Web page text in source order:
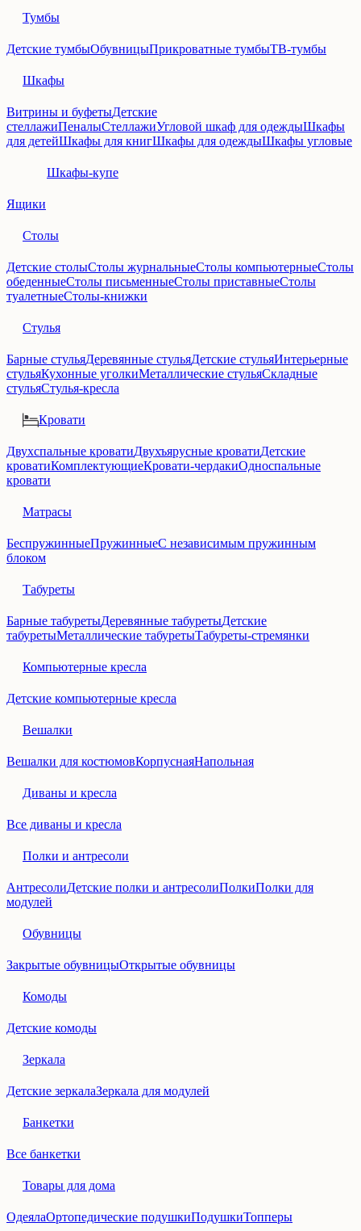
Тумбы
Детские тумбыОбувницыПрикроватные тумбыТВ-тумбы
Шкафы
Витрины и буфетыДетские
стеллажиПеналыСтеллажиУгловой шкаф для одеждыШкафы
для детейШкафы для книгШкафы для одеждыШкафы угловые
Шкафы-купе
Ящики
Столы
Детские столыСтолы журнальныеСтолы компьютерныеСтолы
обеденныеСтолы письменныеСтолы приставныеСтолы
туалетныеСтолы-книжки
Стулья
Барные стульяДеревянные стульяДетские стульяИнтерьерные
стульяКухонные уголкиМеталлические стульяСкладные
стульяСтулья-кресла
Кровати
Двухспальные кроватиДвухъярусные кроватиДетские
кроватиКомплектующиеКровати-чердакиОдноспальные
кровати
Матрасы
БеспружинныеПружинныеС независимым пружинным
блоком
Табуреты
Барные табуретыДеревянные табуретыДетские
табуретыМеталлические табуретыТабуреты-стремянки
Компьютерные кресла
Детские компьютерные кресла
Вешалки
Вешалки для костюмовКорпуснаяНапольная
Диваны и кресла
Все диваны и кресла
Полки и антресоли
АнтресолиДетские полки и антресолиПолкиПолки для
модулей
Обувницы
Закрытые обувницыОткрытые обувницы
Комоды
Детские комоды
Зеркала
Детские зеркалаЗеркала для модулей
Банкетки
Все банкетки
Товары для дома
ОдеялаОртопедические подушкиПодушкиТопперы